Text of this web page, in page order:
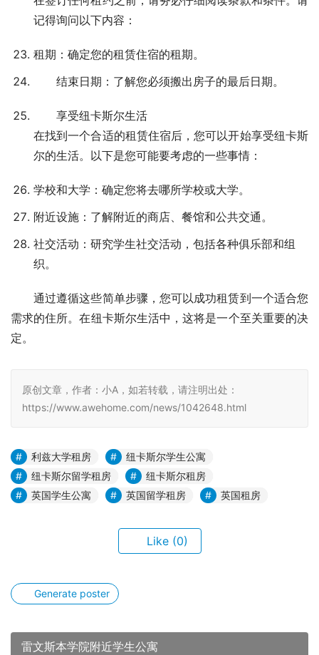
记得询问以下内容：
租期：确定您的租赁住宿的租期。
结束日期：了解您必须搬出房子的最后日期。
享受纽卡斯尔生活
在找到一个合适的租赁住宿后，您可以开始享受纽卡斯
尔的生活。以下是您可能要考虑的一些事情：
学校和大学：确定您将去哪所学校或大学。
附近设施：了解附近的商店、餐馆和公共交通。
社交活动：研究学生社交活动，包括各种俱乐部和组
织。
通过遵循这些简单步骤，您可以成功租赁到一个适合您
需求的住所。在纽卡斯尔生活中，这将是一个至关重要的决
定。
原创文章，作者：小A，如若转载，请注明出处：
https://www.awehome.com/news/1042648.html
利兹大学租房
纽卡斯尔学生公寓
纽卡斯尔留学租房
纽卡斯尔租房
英国学生公寓
英国留学租房 英国租房
Like (0)
Generate poster
雷文斯本学院附近学生公寓